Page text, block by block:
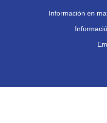
Información en